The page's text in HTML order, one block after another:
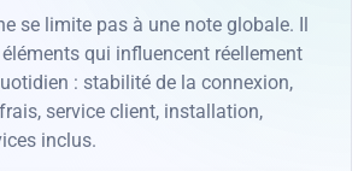
se limite pas à une note globale. Il
qui influencent réellement
: stabilité de la connexion,
service client, installation,
inclus.